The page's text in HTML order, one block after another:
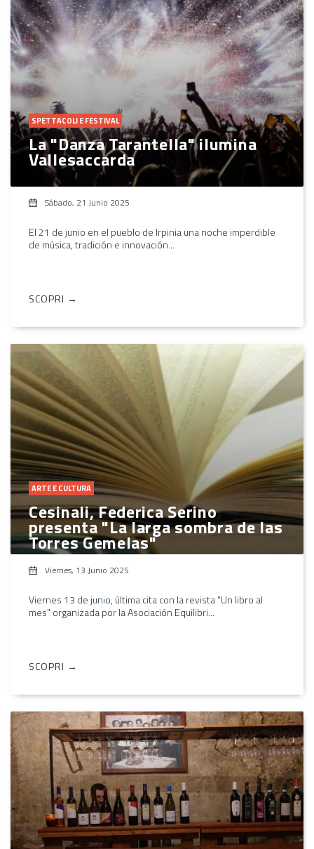
SPETTACOLI E FESTIVAL
La "Danza Tarantella" ilumina
Vallesaccarda
Sábado, 21 Junio 2025
El 21 de junio en el pueblo de Irpinia una noche imperdible
de música, tradición e innovación...
SCOPRI →
ARTE E CULTURA
Cesinali, Federica Serino
presenta "La larga sombra de las
Torres Gemelas"
Viernes, 13 Junio 2025
Viernes 13 de junio, última cita con la revista "Un libro al
mes" organizada por la Asociación Equilibri...
SCOPRI →